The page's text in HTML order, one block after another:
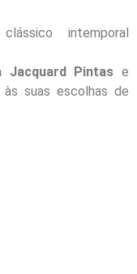
intemporal
Jacquard Pintas e
suas escolhas de